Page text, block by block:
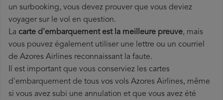
un surbooking, vous devez prouver que vous deviez
voyager sur le vol en question.
La carte d'embarquement est la meilleure preuve, mais
vous pouvez également utiliser une lettre ou un courriel
de Azores Airlines reconnaissant la faute.
Il est important que vous conserviez les cartes
d'embarquement de tous vos vols Azores Airlines, même
si vous avez subi une annulation et que vous avez été